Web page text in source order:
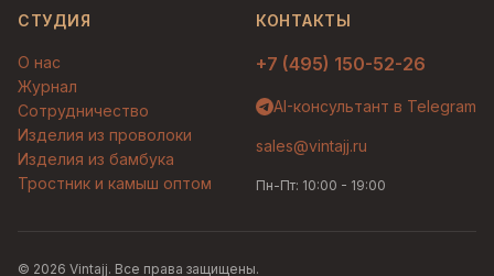
СТУДИЯ
О нас
Журнал
Сотрудничество
Изделия из проволоки
Изделия из бамбука
Тростник и камыш оптом
КОНТАКТЫ
+7 (495) 150-52-26
AI-консультант в Telegram
sales@vintajj.ru
Пн-Пт: 10:00 - 19:00
© 2026 Vintajj. Все права защищены.